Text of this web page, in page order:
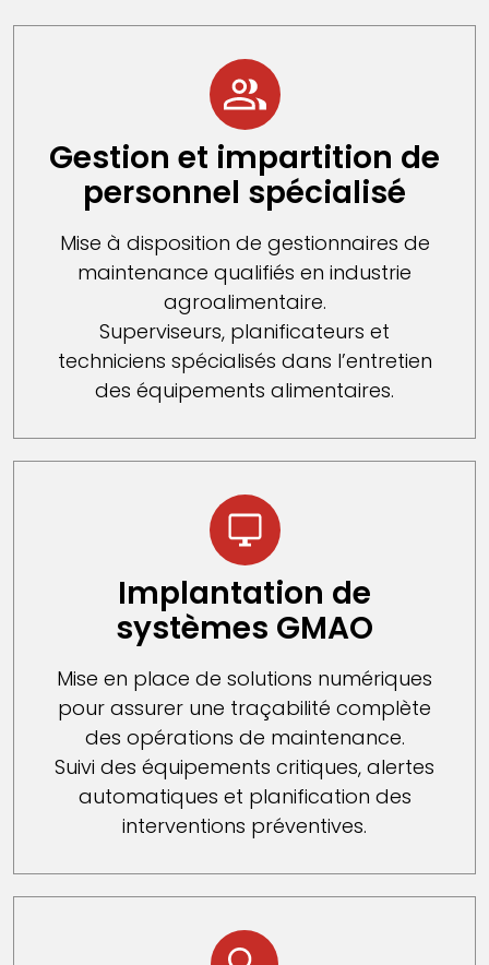
Gestion et impartition de
personnel spécialisé
Mise à disposition de gestionnaires de
maintenance qualifiés en industrie
agroalimentaire.
Superviseurs, planificateurs et
techniciens spécialisés dans l’entretien
des équipements alimentaires.
Implantation de
systèmes GMAO
Mise en place de solutions numériques
pour assurer une traçabilité complète
des opérations de maintenance.
Suivi des équipements critiques, alertes
automatiques et planification des
interventions préventives.